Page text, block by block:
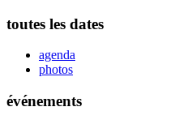
toutes les dates
agenda
photos
événements